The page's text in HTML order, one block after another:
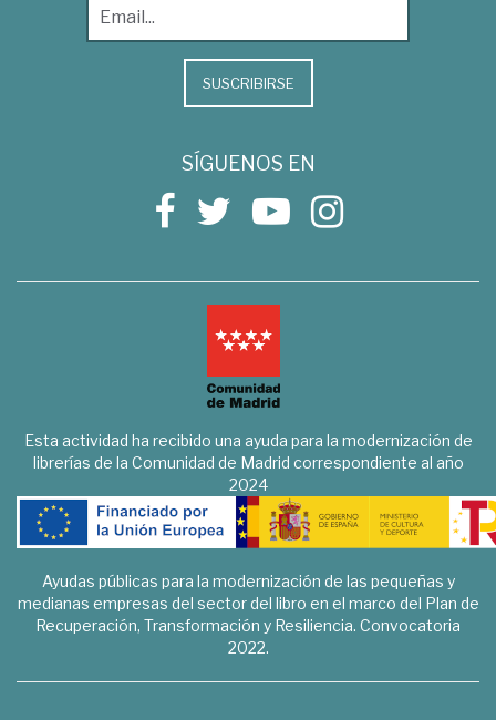
SUSCRIBIRSE
SÍGUENOS EN
Esta actividad ha recibido una ayuda para la modernización de
librerías de la Comunidad de Madrid correspondiente al año
2024
Ayudas públicas para la modernización de las pequeñas y
medianas empresas del sector del libro en el marco del Plan de
Recuperación, Transformación y Resiliencia. Convocatoria
2022.